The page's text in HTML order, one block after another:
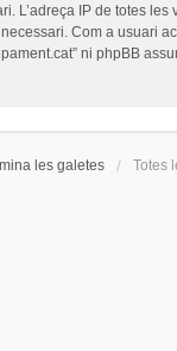
L’adreça IP de totes les
Com a usuari
ni phpBB
les galetes Totes